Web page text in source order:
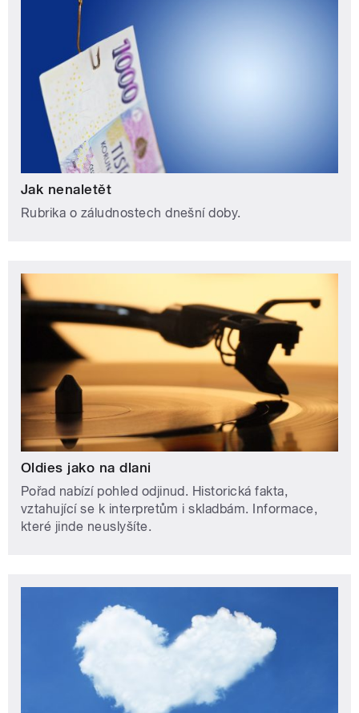
Jak nenaletět
Rubrika o záludnostech dnešní doby.
Oldies jako na dlani
Pořad nabízí pohled odjinud. Historická fakta,
vztahující se k interpretům i skladbám. Informace,
které jinde neuslyšíte.